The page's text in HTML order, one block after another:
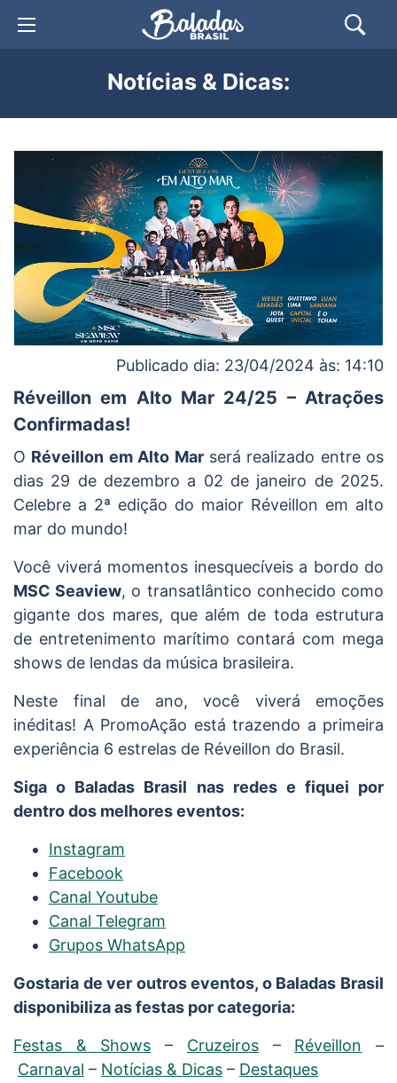
Notícias & Dicas:
Publicado dia: 23/04/2024 às: 14:10
Réveillon em Alto Mar 24/25 – Atrações
Confirmadas!
O Réveillon em Alto Marserá realizado entre os
dias 29 de dezembro a 02 de janeiro de 2025.
Celebre a 2ª edição do maior Réveillon em alto
mar do mundo!
Você viverá momentos inesquecíveis a bordo do
MSC Seaview, o transatlântico conhecido como
gigante dos mares, que além de toda estrutura
de entretenimento marítimo contará com mega
shows de lendas da música brasileira.
Neste final de ano, você viverá emoções
inéditas! A PromoAção está trazendo a primeira
experiência 6 estrelas de Réveillon do Brasil.
Siga o Baladas Brasil nas redes e fiquei por
dentro dos melhores eventos:
Instagram
Facebook
Canal Youtube
Canal Telegram
Grupos WhatsApp
Gostaria de ver outros eventos, o Baladas Brasil
disponibiliza as festas por categoria:
Festas & Shows – Cruzeiros– Réveillon –
Carnaval – Notícias & Dicas – Destaques